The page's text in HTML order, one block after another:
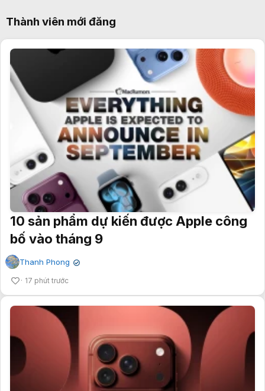
Thành viên mới đăng
10 sản phẩm dự kiến được Apple công
bố vào tháng 9
Thanh Phong ✔
17 phút trước